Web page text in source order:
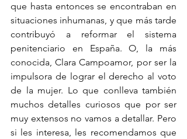
que hasta entonces se encontraban en
situaciones inhumanas, y que más tarde
contribuyó a reformar el sistema
penitenciario en España. O, la más
conocida, Clara Campoamor, por ser la
impulsora de lograr el derecho al voto
de la mujer. Lo que conlleva también
muchos detalles curiosos que por ser
muy extensos no vamos a detallar. Pero
si les interesa, les recomendamos que